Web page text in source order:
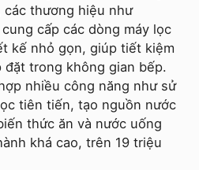
các thương hiệu như
cấp các dòng máy lọc
kế nhỏ gọn, giúp tiết kiệm
trong không gian bếp.
nhiều công năng như sử
tiên tiến, tạo nguồn nước
thức ăn và nước uống
khá cao, trên 19 triệu